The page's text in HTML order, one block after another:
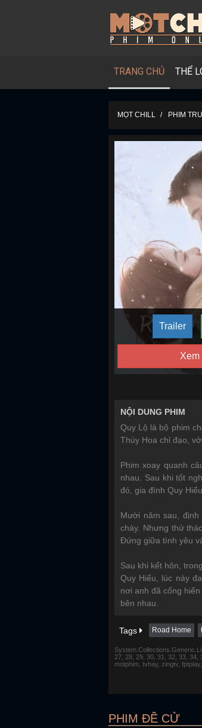
TRANG CHỦ THỂ
MỌT CHILL PHIM
Trailer
Xem
NỘI DUNG PHIM
Quy Lộ là bộ phim
Thúy Hoa chỉ đạo,
Phim xoay quanh
nhau. Sau khi tốt
đó, gia đình Quy
Mười năm sau,
cháy. Nhưng thử
Đứng giữa tình yêu
Sau khi kết hôn,
Quy Hiểu, lúc này
nơi anh đã cống
bên nhau.
Tags Road Home
27, 28, 29, 30, 31, 32, 33, 34,
motphim, tvhay, zingtv,
PHIM ĐỀ CỬ